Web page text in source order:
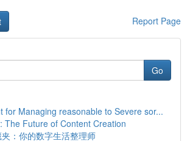
Report Page
Go
for Managing reasonable to Severe sor...
The Future of Content Creation
：你的数字生活整理师